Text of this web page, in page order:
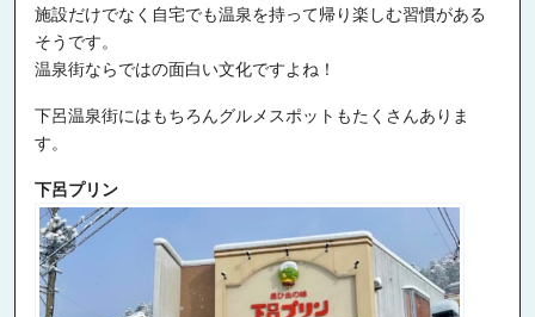
施設だけでなく自宅でも温泉を持って帰り楽しむ習慣がある
そうです。
温泉街ならではの面白い文化ですよね！
下呂温泉街にはもちろんグルメスポットもたくさんありま
す。
下呂プリン